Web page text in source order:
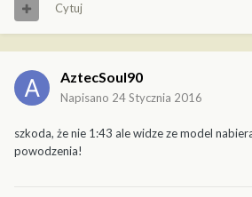
Cytuj
AztecSoul90
Napisano 24 Stycznia 2016
szkoda, że nie 1:43 ale widze ze model
powodzenia!